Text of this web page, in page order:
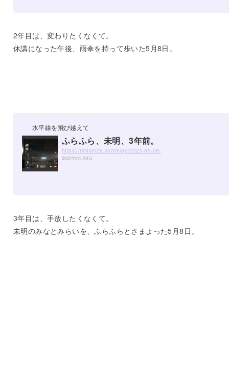
2年目は、変わりたくなくて。
休講になった午後、雨傘を持って歩いた5月8日。
水平線を飛び越えて
ふらふら、未明、3年前。
https://timtam26.com/blog/2025-05-08/
2025年の5月8日
3年目は、手放したくなくて。
未明のみなとみらいを、ふらふらとさまよった5月8日。